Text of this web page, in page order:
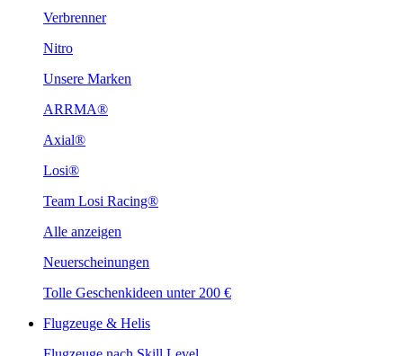
Verbrenner
Nitro
Unsere Marken
ARRMA®
Axial®
Losi®
Team Losi Racing®
Alle anzeigen
Neuerscheinungen
Tolle Geschenkideen unter 200 €
Flugzeuge & Helis